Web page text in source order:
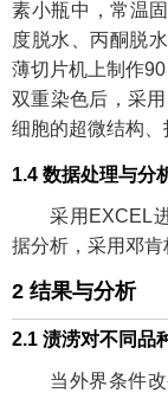
素小瓶中，常温
度脱水、丙酮脱
薄切片机上制作
双重染色后，采
细胞的超微结构、
1.4 数据处理与分
采用EXCEL
据分析，采用邓肯
2 结果与分析
2.1 渍涝对不同品
当外界条件